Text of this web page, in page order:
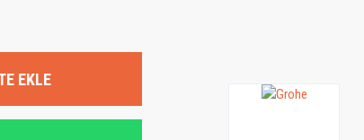
EKLE